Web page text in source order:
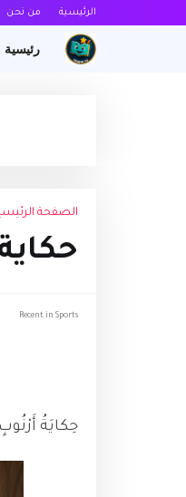
الرئيسية من نحن
رئيسية
الصفحة
Recent in Sports
حِكايَةُ